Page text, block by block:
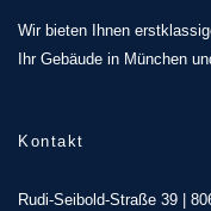
Wir bieten Ihnen
Ihr Gebäude in München
Kontakt
Rudi-Seibold-Straße 39 |